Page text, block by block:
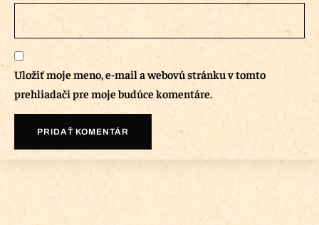
Uložiť moje meno, e-mail a webovú stránku v tomto
prehliadači pre moje budúce komentáre.